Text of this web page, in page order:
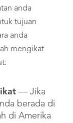
anda
tujuan
anda
mengikat
— Jika
berada di
di Amerika